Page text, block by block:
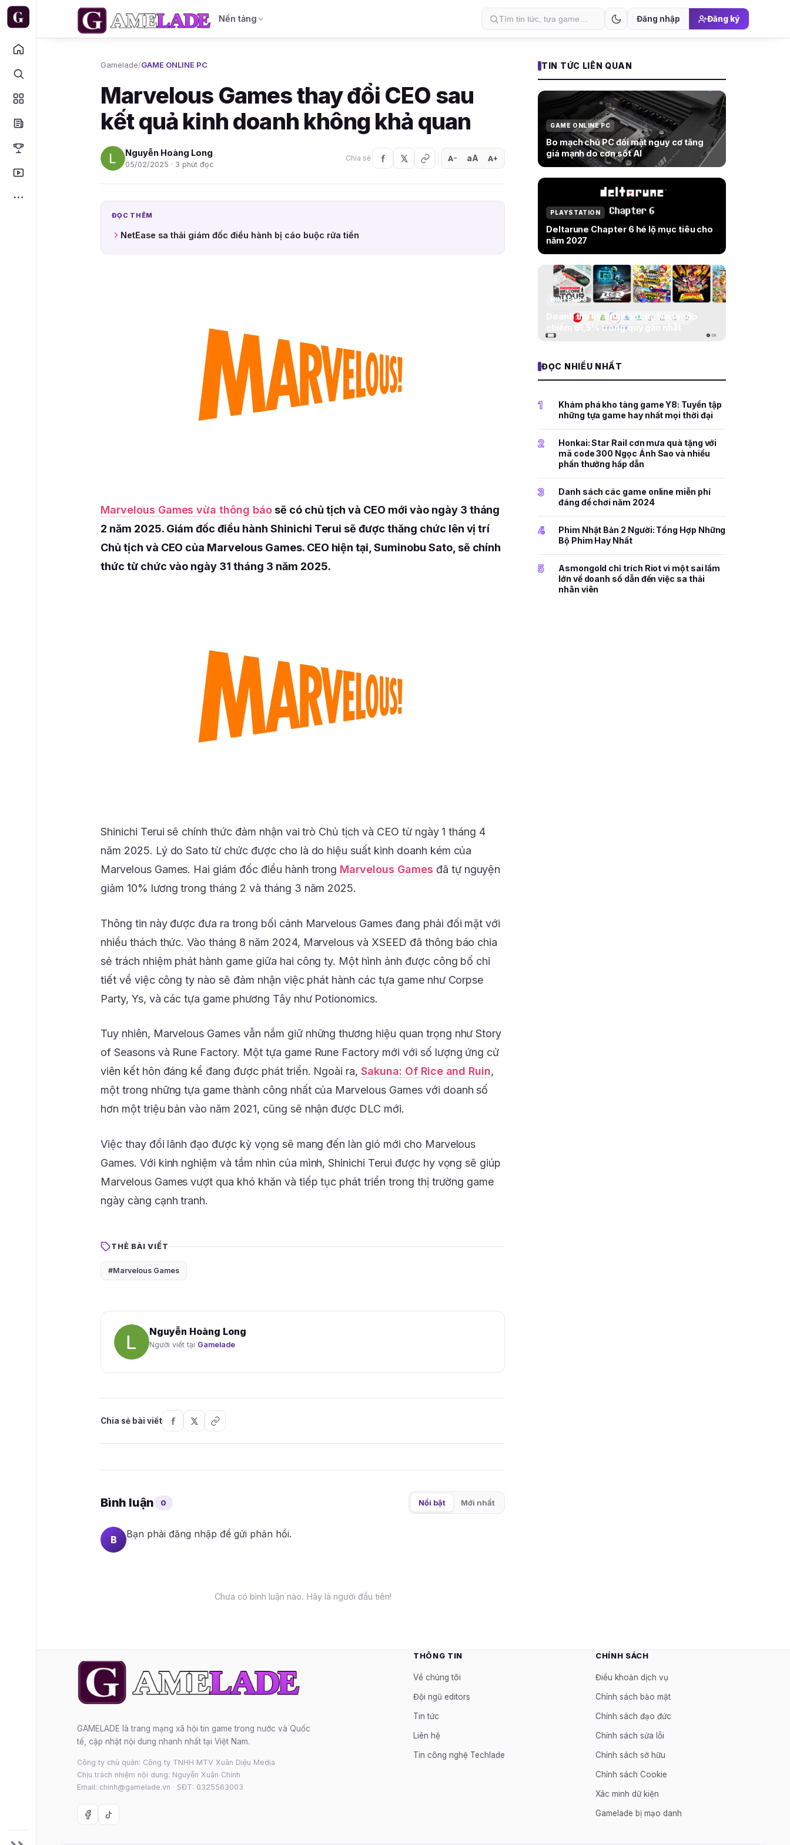
Nền tảng Đăng nhập Đăng ký
Gamelade/GAME ONLINE PC
Marvelous Games thay đổi CEO sau
kết quả kinh doanh không khả quan
Nguyễn Hoàng Long
05/02/2025 · 3 phút đọc
Chia sẻ A− aA A+
ĐỌC THÊM
NetEase sa thải giám đốc điều hành bị cáo buộc rửa tiền
Marvelous Games vừa thông báosẽ có chủ tịch và CEO mới vào ngày 3 tháng
2 năm 2025. Giám đốc điều hành Shinichi Terui sẽ được thăng chức lên vị trí
Chủ tịch và CEO của Marvelous Games. CEO hiện tại, Suminobu Sato, sẽ chính
thức từ chức vào ngày 31 tháng 3 năm 2025.
Shinichi Terui sẽ chính thức đảm nhận vai trò Chủ tịch và CEO từ ngày 1 tháng 4
năm 2025. Lý do Sato từ chức được cho là do hiệu suất kinh doanh kém của
Marvelous Games. Hai giám đốc điều hành trong Marvelous Games đã tự nguyện
giảm 10% lương trong tháng 2 và tháng 3 năm 2025.
Thông tin này được đưa ra trong bối cảnh Marvelous Games đang phải đối mặt với
nhiều thách thức. Vào tháng 8 năm 2024, Marvelous và XSEED đã thông báo chia
sẻ trách nhiệm phát hành game giữa hai công ty. Một hình ảnh được công bố chi
tiết về việc công ty nào sẽ đảm nhận việc phát hành các tựa game như Corpse
Party, Ys, và các tựa game phương Tây như Potionomics.
Tuy nhiên, Marvelous Games vẫn nắm giữ những thương hiệu quan trọng như Story
of Seasons và Rune Factory. Một tựa game Rune Factory mới với số lượng ứng cử
viên kết hôn đáng kể đang được phát triển. Ngoài ra,Sakuna: Of Rice and Ruin,
một trong những tựa game thành công nhất của Marvelous Games với doanh số
hơn một triệu bản vào năm 2021, cũng sẽ nhận được DLC mới.
Việc thay đổi lãnh đạo được kỳ vọng sẽ mang đến làn gió mới cho Marvelous
Games. Với kinh nghiệm và tầm nhìn của mình, Shinichi Terui được hy vọng sẽ giúp
Marvelous Games vượt qua khó khăn và tiếp tục phát triển trong thị trường game
ngày càng cạnh tranh.
THẺ BÀI VIẾT
#Marvelous Games
Nguyễn Hoàng Long
Người viết tại Gamelade
Chia sẻ bài viết
Bình luận 0 Nổi bật Mới nhất
B Bạn phải đăng nhập để gửi phản hồi.
Chưa có bình luận nào. Hãy là người đầu tiên!
TIN TỨC LIÊN QUAN
GAME ONLINE PC
Bo mạch chủ PC đối mặt nguy cơ tăng
giá mạnh do cơn sốt AI
PLAYSTATION
Deltarune Chapter 6 hé lộ mục tiêu cho
năm 2027
NINTENDO
Doanh thu kỹ thuật số của Nintendo
chiếm 61,5% trong quý gần nhất
ĐỌC NHIỀU NHẤT
1
Khám phá kho tàng game Y8: Tuyển tập
những tựa game hay nhất mọi thời đại
2
Honkai: Star Rail cơn mưa quà tặng với
mã code 300 Ngọc Ánh Sao và nhiều
phần thưởng hấp dẫn
3
Danh sách các game online miễn phí
đáng để chơi năm 2024
4
Phim Nhật Bản 2 Người: Tổng Hợp Những
Bộ Phim Hay Nhất
5
Asmongold chỉ trích Riot vì một sai lầm
lớn về doanh số dẫn đến việc sa thải
nhân viên
GAMELADE là trang mạng xã hội tin game trong nước và Quốc
tế, cập nhật nội dung nhanh nhất tại Việt Nam.
Công ty chủ quản: Công ty TNHH MTV Xuân Diệu Media
Chịu trách nhiệm nội dung: Nguyễn Xuân Chính
Email: chinh@gamelade.vn · SĐT: 0325563003
THÔNG TIN
Về chúng tôi
Đội ngũ editors
Tin tức
Liên hệ
Tin công nghệ Techlade
CHÍNH SÁCH
Điều khoản dịch vụ
Chính sách bảo mật
Chính sách đạo đức
Chính sách sửa lỗi
Chính sách sở hữu
Chính sách Cookie
Xác minh dữ kiện
Gamelade bị mạo danh